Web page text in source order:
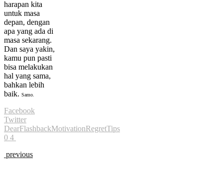
harapan kita
untuk masa
depan, dengan
apa yang ada di
masa sekarang.
Dan saya yakin,
kamu pun pasti
bisa melakukan
hal yang sama,
bahkan lebih
baik. Samo.
Facebook
Twitter
DearFlashbackMotivationRegretTips
0 4
previous